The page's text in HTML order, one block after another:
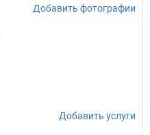
Добавить фотографии
Добавить услуги